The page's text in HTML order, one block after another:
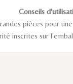
Conseils
pièces pour
inscrites sur